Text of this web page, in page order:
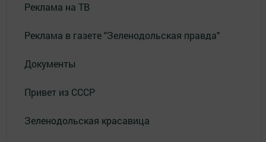
Реклама на ТВ
Реклама в газете "Зеленодольская правда"
Документы
Привет из СССР
Зеленодольская красавица